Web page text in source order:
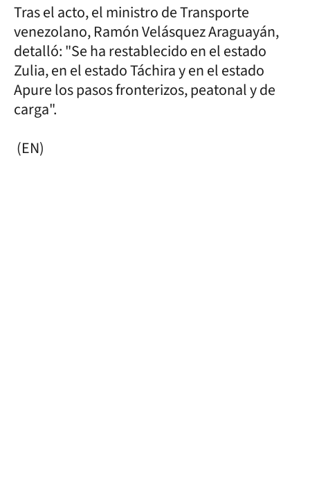
Tras el acto, el ministro de Transporte
venezolano, Ramón Velásquez Araguayán,
detalló: "Se ha restablecido en el estado
Zulia, en el estado Táchira y en el estado
Apure los pasos fronterizos, peatonal y de
carga".
(EN)